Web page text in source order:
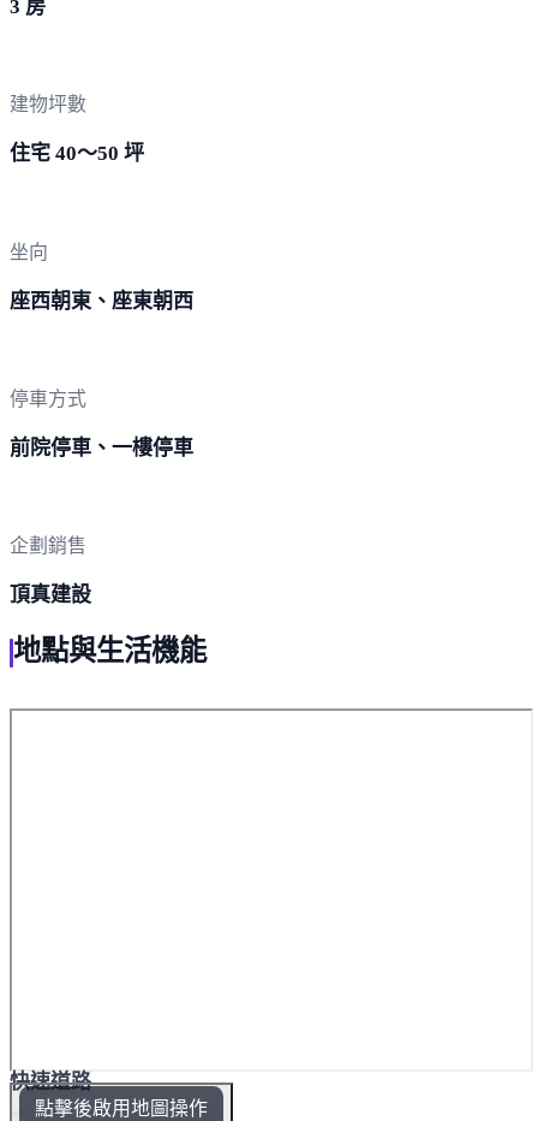
3 房
建物坪數
住宅 40～50 坪
坐向
座西朝東、座東朝西
停車方式
前院停車、一樓停車
企劃銷售
頂真建設
地點與生活機能
點擊後啟用地圖操作
快速道路